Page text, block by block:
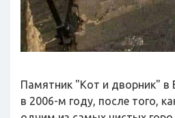
Памятник "Кот и дворник" в
в 2006-м году, после того,